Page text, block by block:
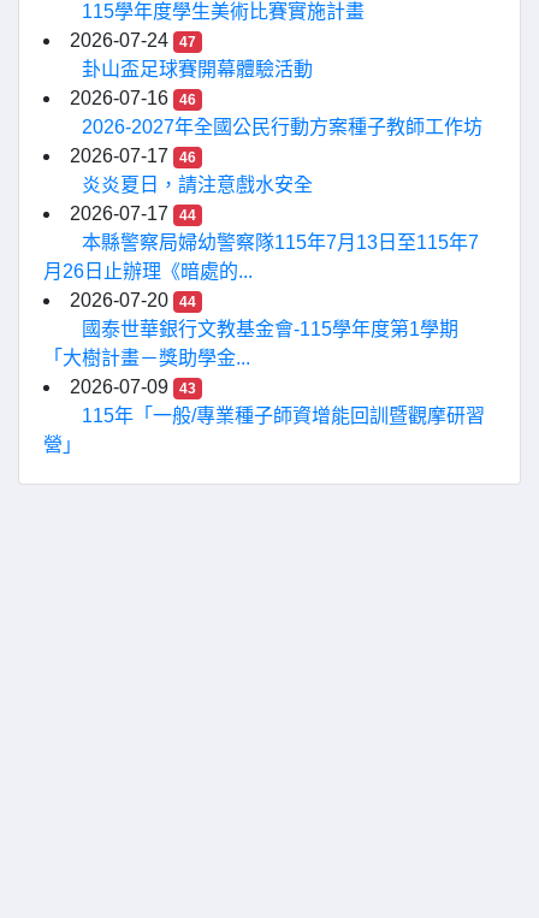
115學年度學生美術比賽實施計畫
2026-07-24
47
卦山盃足球賽開幕體驗活動
2026-07-16
46
2026-2027年全國公民行動方案種子教師工作坊
2026-07-17
46
炎炎夏日，請注意戲水安全
2026-07-17
44
本縣警察局婦幼警察隊115年7月13日至115年7
月26日止辦理《暗處的...
2026-07-20
44
國泰世華銀行文教基金會-115學年度第1學期
「大樹計畫－獎助學金...
2026-07-09
43
115年「一般/專業種子師資增能回訓暨觀摩研習
營」